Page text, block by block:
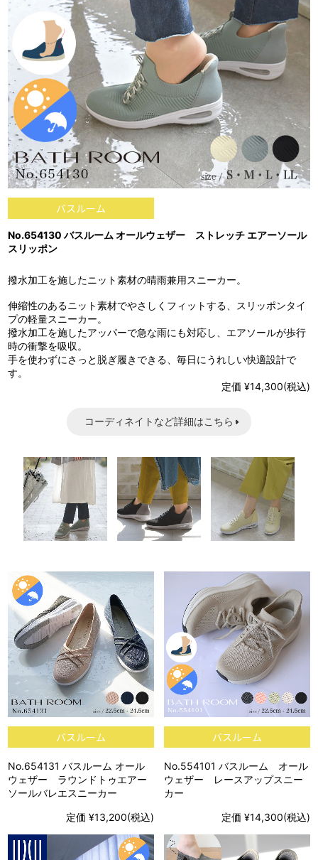
バスルーム
No.654130 バスルーム オールウェザー ストレッチ エアーソール
スリッポン
撥水加工を施したニット素材の晴雨兼用スニーカー。
伸縮性のあるニット素材でやさしくフィットする、スリッポンタイ
プの軽量スニーカー。
撥水加工を施したアッパーで急な雨にも対応し、エアソールが歩行
時の衝撃を吸収。
手を使わずにさっと脱ぎ履きできる、毎日にうれしい快適設計で
す。
定価 ¥14,300(税込)
コーディネイトなど詳細はこちら
バスルーム
No.654131 バスルーム オール
ウェザー ラウンドトゥエアー
ソールバレエスニーカー
定価 ¥13,200(税込)
バスルーム
No.554101 バスルーム オール
ウェザー レースアップスニー
カー
定価 ¥14,300(税込)